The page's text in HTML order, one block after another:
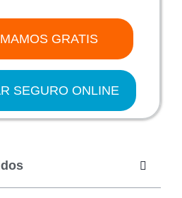
GRATIS
SEGURO ONLINE